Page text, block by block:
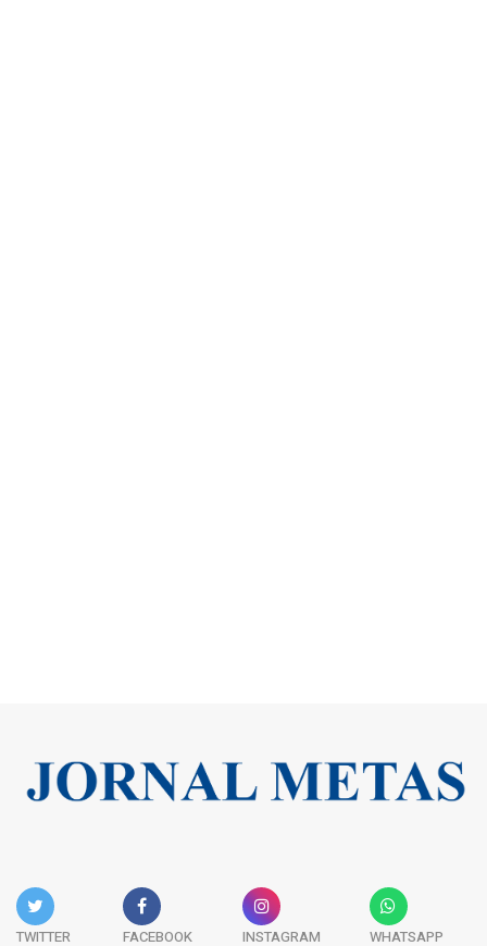
TWITTER FACEBOOK INSTAGRAM WHATSAPP